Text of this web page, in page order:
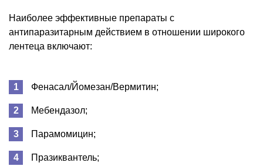
Наиболее эффективные препараты с
антипаразитарным действием в отношении широкого
лентеца включают:
Фенасал/Йомезан/Вермитин;
Мебендазол;
Парамомицин;
Празиквантель;